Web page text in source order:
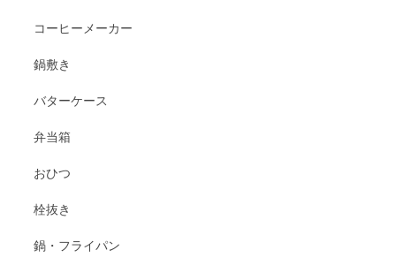
コーヒーメーカー
鍋敷き
バターケース
弁当箱
おひつ
栓抜き
鍋・フライパン